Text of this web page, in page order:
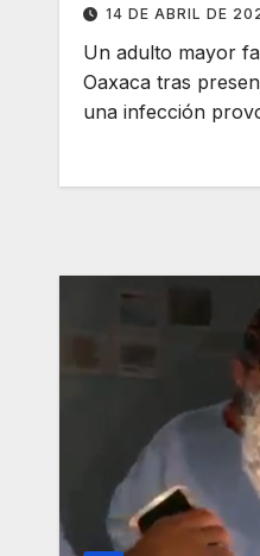
14 DE ABRIL DE
Un adulto mayor
Oaxaca tras
una infección